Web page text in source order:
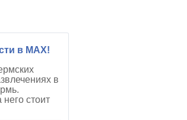
в MAX!
в
стоит